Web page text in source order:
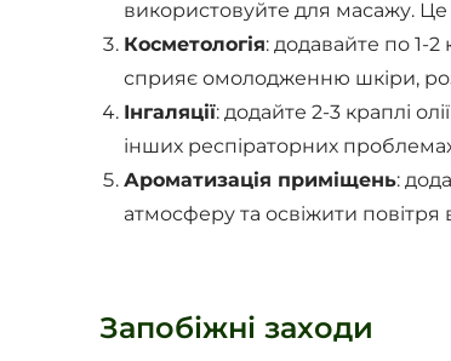
використовуйте для масажу.
Косметологія: додавайте по 1-
сприяє омолодженню шкіри,
Інгаляції: додайте 2-3 краплі
інших респіраторних
Ароматизація приміщень:
атмосферу та освіжити повітря
Запобіжні заходи